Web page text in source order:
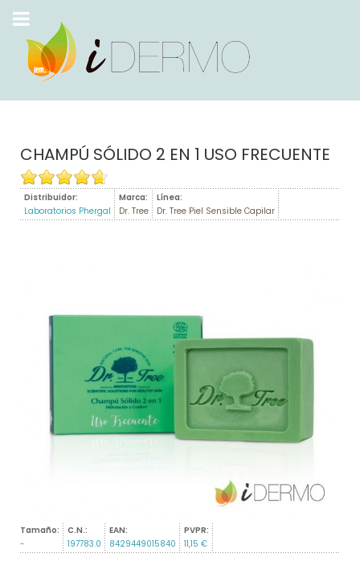
CHAMPÚ SÓLIDO 2 EN 1 USO FRECUENTE
Distribuidor:
Laboratorios Phergal
Marca:
Dr. Tree
Línea:
Dr. Tree Piel Sensible Capilar
Tamaño:
-
C.N.:
197783.0
EAN:
8429449015840
PVPR:
11,15 €